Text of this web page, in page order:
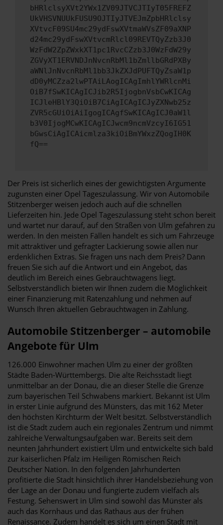
bHRlclsyXVt2YWx1ZV09JTVCJTIyT05FREFZ
UkVHSVNUUkFUSU9OJTIyJTVEJmZpbHRlclsy
XVtvcF09SU4mc29ydFswXVtmaWVsZF09aXNP
d24mc29ydFswXVtvcmRlcl09REVTQyZzb3J0
WzFdW2ZpZWxkXT1pc1RvcCZzb3J0WzFdW29y
ZGVyXT1ERVNDJnNvcnRbMl1bZmllbGRdPXBy
aWNlJnNvcnRbMl1bb3JkZXJdPUFTQyZsaW1p
dD0yMCZza2lwPTAiLAogICAgImhlYWRlcnMi
OiB7fSwKICAgICJib2R5IjogbnVsbCwKICAg
ICJleHBlY3QiOiB7CiAgICAgICJyZXNwb25z
ZVR5cGUiOiAiIgogICAgfSwKICAgICJ0aW1l
b3V0IjogMCwKICAgICJwcm9ncmVzcyI6IG51
bGwsCiAgICAicmlza3kiOiBmYWxzZQogIH0K
fQ==
Der Preis ist sicherlich eines der gewichtigsten Argumente
zugunsten einer Opel Tageszulassung. Wir von Automobile
Stitzenberger weisen jedoch auch auf die schnellen
Lieferzeiten hin. Jede Opel Tageszulassung steht schon bereit
und wartet nur darauf, auf den Straßen von Ulm gefahren zu
werden. In den meisten Fällen handelt es sich um Fahrzeuge
mit attraktiver und gefragter Lackierung sowie allen nur
erdenklichen Extras. Sie fragen uns nach dem Preis? Dann
freuen Sie sich auf die Antwort und ein Angebot, das
deutlich im Bereich eines Gebrauchtwagens liegt.
Selbstverständlich bieten wir Ihnen zudem die Möglichkeit
einer Finanzierung mit Ratenzahlung und nehmen auf
Wunsch Ihren aktuellen Gebrauchtwagen in Zahlung.
Automobile Stitzenberger – automobile
Angebote für Ulm
126.000 Einwohner machen Ulm zu einer der größten
Städte Baden-Württembergs. Die alte Reichsstadt liegt
unmittelbar an der Donau, die an dieser Stelle die Grenze
zum bayerischen Teil Schwabens markiert. Bekannt ist Ulm
in erster Linie aufgrund des Münsters, das mit 162 Meter
den höchsten Kirchturm der Welt besitzt. Selbstverständlich
ist die Stadt zudem auch ein regionales Zentrum und nimmt
zahlreiche Verwaltungsaufgaben war. Bereits seit dem
neunten Jahrhundert existiert Ulm und entwickelte sich bald
zur kaiserlichen Pfalz im Heiligen Römischen Reich
Deutscher Nation. In den folgenden Jahrhunderten
profitierte die Stadt hinsichtlich ihrer Handelsbeziehung von
der Lage an der Donau und fungierte zudem vielfach als
Festung. Sehenswert in Ulm sind sowohl das Münster als
auch das Kornhaus und das Rathaus aus der frühen
Renaissance. Zudem handelt es sich um einen Stadt mit